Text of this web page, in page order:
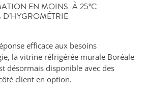
EN MOINS À 25°C
efficace aux besoins
la vitrine réfrigérée murale Boréale
désormais disponible avec des
client en option.